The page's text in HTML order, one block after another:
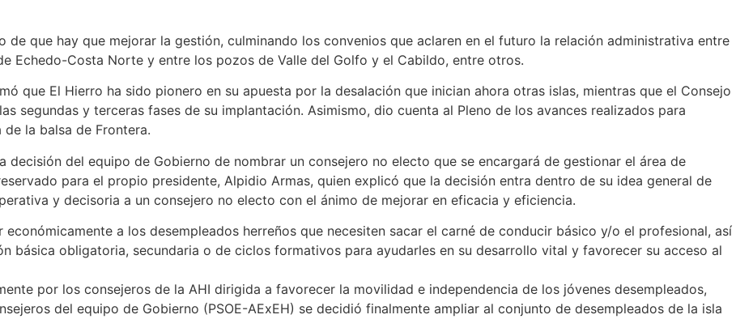
de que hay que mejorar la gestión, culminando los convenios que aclaren en el futuro la relación administrativa entre
Echedo-Costa Norte y entre los pozos de Valle del Golfo y el Cabildo, entre otros.
que El Hierro ha sido pionero en su apuesta por la desalación que inician ahora otras islas, mientras que el Consejo
segundas y terceras fases de su implantación. Asimismo, dio cuenta al Pleno de los avances realizados para
la balsa de Frontera.
del equipo de Gobierno de nombrar un consejero no electo que se encargará de gestionar el área de
para el propio presidente, Alpidio Armas, quien explicó que la decisión entra dentro de su idea general de
y decisoria a un consejero no electo con el ánimo de mejorar en eficacia y eficiencia.
a los desempleados herreños que necesiten sacar el carné de conducir básico y/o el profesional, así
básica obligatoria, secundaria o de ciclos formativos para ayudarles en su desarrollo vital y favorecer su acceso al
por los consejeros de la AHI dirigida a favorecer la movilidad e independencia de los jóvenes desempleados,
del equipo de Gobierno (PSOE-AExEH) se decidió finalmente ampliar al conjunto de desempleados de la isla